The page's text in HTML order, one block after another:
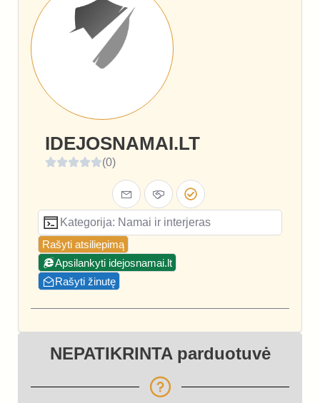
IDEJOSNAMAI.LT
(0)
Kategorija: Namai ir interjeras
Rašyti atsiliepimą
Apsilankyti idejosnamai.lt
Rašyti žinutę
NEPATIKRINTA parduotuvė